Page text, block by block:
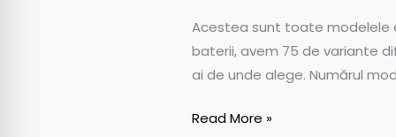
Acestea sunt toate modelele
baterii, avem 75 de variante
ai de unde alege. Numărul
Read More »